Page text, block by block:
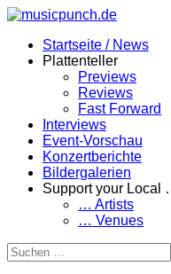
Zum
springenStartseite / News
Plattenteller
Previews
Reviews
Fast Forward
Interviews
Event-Vorschau
Konzertberichte
Bildergalerien
Support your Local
… Artists
… Venues